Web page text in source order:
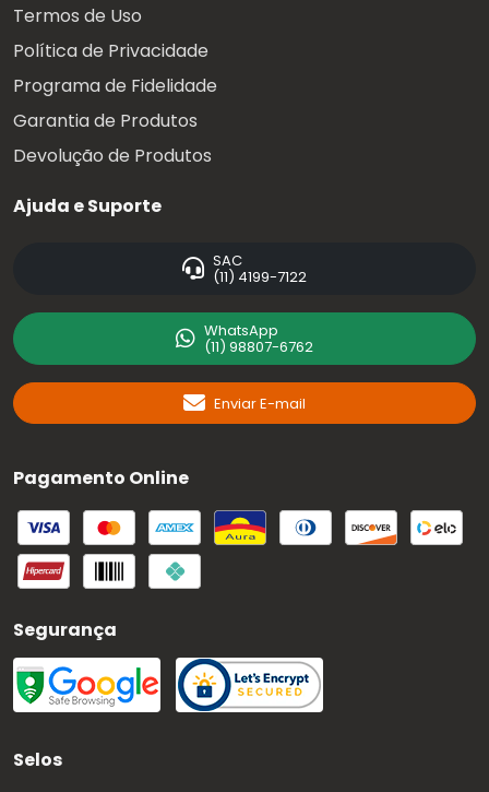
Termos de Uso
Política de Privacidade
Programa de Fidelidade
Garantia de Produtos
Devolução de Produtos
Ajuda e Suporte
SAC
(11) 4199-7122
WhatsApp
(11) 98807-6762
Enviar E-mail
Pagamento Online
Segurança
Selos